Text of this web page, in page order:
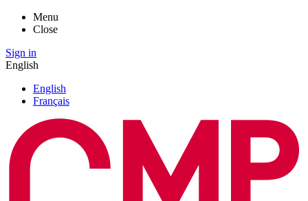
Menu
Close
Sign in
English
English
Français